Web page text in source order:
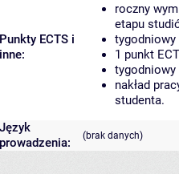
Punkty ECTS i
inne:
roczny
etapu
tygodniowy
1 punkt
tygodniowy
nakład
studenta.
Język
prowadzenia:
(brak danych)